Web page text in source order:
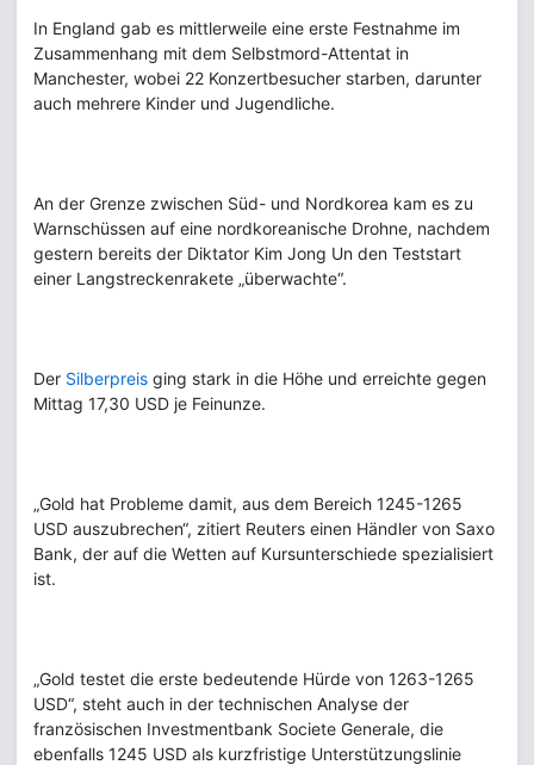
In England gab es mittlerweile eine erste Festnahme im
Zusammenhang mit dem Selbstmord-Attentat in
Manchester, wobei 22 Konzertbesucher starben, darunter
auch mehrere Kinder und Jugendliche.
An der Grenze zwischen Süd- und Nordkorea kam es zu
Warnschüssen auf eine nordkoreanische Drohne, nachdem
gestern bereits der Diktator Kim Jong Un den Teststart
einer Langstreckenrakete „überwachte“.
Der Silberpreis ging stark in die Höhe und erreichte gegen
Mittag 17,30 USD je Feinunze.
„Gold hat Probleme damit, aus dem Bereich 1245-1265
USD auszubrechen“, zitiert Reuters einen Händler von Saxo
Bank, der auf die Wetten auf Kursunterschiede spezialisiert
ist.
„Gold testet die erste bedeutende Hürde von 1263-1265
USD“, steht auch in der technischen Analyse der
französischen Investmentbank Societe Generale, die
ebenfalls 1245 USD als kurzfristige Unterstützungslinie